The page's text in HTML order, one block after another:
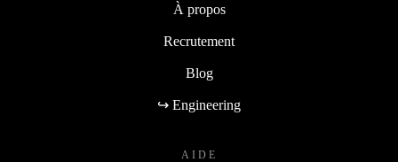
À propos
Recrutement
Blog
↪ Engineering
AIDE